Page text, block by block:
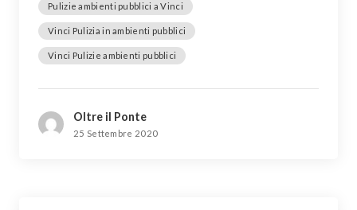
Pulizie ambienti pubblici a Vinci
Vinci Pulizia in ambienti pubblici
Vinci Pulizie ambienti pubblici
Oltre il Ponte
25 Settembre 2020